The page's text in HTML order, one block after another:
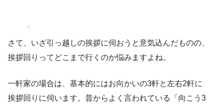
さて、いざ引っ越しの挨拶に伺おうと意気込んだものの、
挨拶回りってどこまで行くのか悩みますよね。
一軒家の場合は、基本的にはお向かいの3軒と左右2軒に
挨拶回りに伺います。昔からよく言われている「向こう3